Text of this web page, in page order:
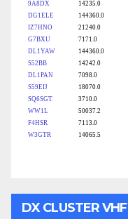
DX CLUSTER VHF